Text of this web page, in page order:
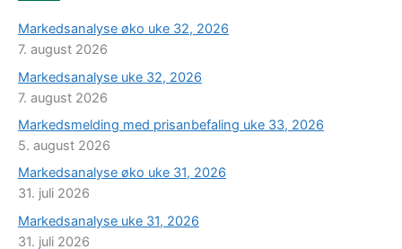
Markedsanalyse øko uke 32, 2026
7. august 2026
Markedsanalyse uke 32, 2026
7. august 2026
Markedsmelding med prisanbefaling uke 33, 2026
5. august 2026
Markedsanalyse øko uke 31, 2026
31. juli 2026
Markedsanalyse uke 31, 2026
31. juli 2026